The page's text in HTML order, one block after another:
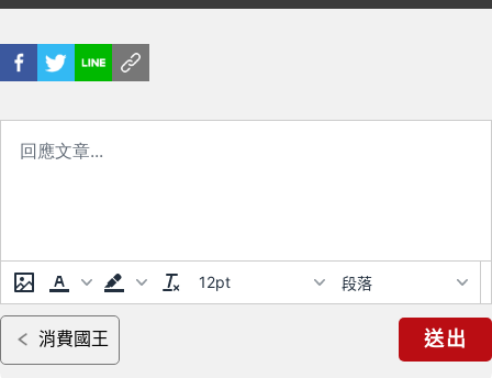
“Santoni for AMG”55週年限量
平價餐廳也可以入選？
12pt 段落
消費國王 送出